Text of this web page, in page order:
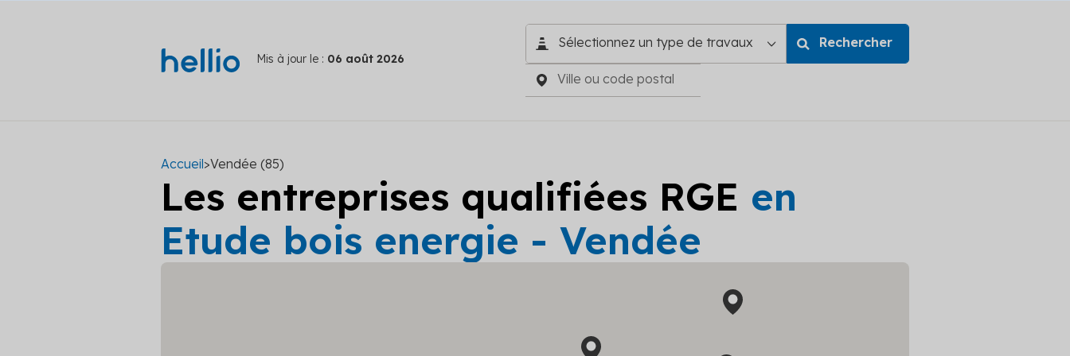
Mis à jour le : 06 août 2026
Accueil>Vendée (85)
Les entreprises qualifiées RGE en
Etude bois energie - Vendée